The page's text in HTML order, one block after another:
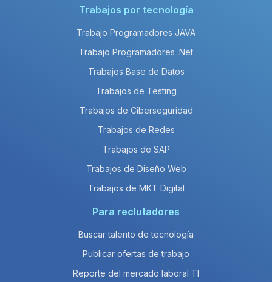
Trabajos por tecnología
Trabajo Programadores JAVA
Trabajo Programadores .Net
Trabajos Base de Datos
Trabajos de Testing
Trabajos de Ciberseguridad
Trabajos de Redes
Trabajos de SAP
Trabajos de Diseño Web
Trabajos de MKT Digital
Para reclutadores
Buscar talento de tecnología
Publicar ofertas de trabajo
Reporte del mercado laboral TI